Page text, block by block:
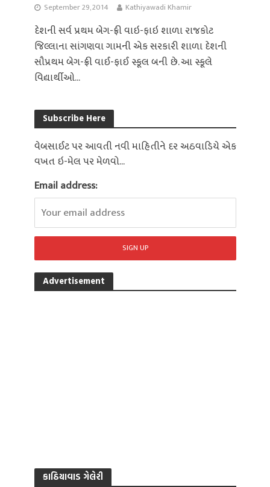
September 29, 2014 Kathiyawadi Khamir
દેશની સર્વ પ્રથમ બેગ-ફ્રી વાઇ-ફાઇ શાળા રાજકોટ
જિલ્લાના સાંગણવા ગામની એક સરકારી શાળા દેશની
સૌપ્રથમ બેગ-ફ્રી વાઈ-ફાઈ સ્કૂલ બની છે. આ સ્કૂલે
વિદ્યાર્થીઓ...
Subscribe Here
વેબસાઈટ પર આવતી નવી માહિતીને દર અઠવાડિયે એક
વખત ઇ-મેલ પર મેળવો...
Email address:
Advertisement
કાઠિયાવાડ ગેલેરી